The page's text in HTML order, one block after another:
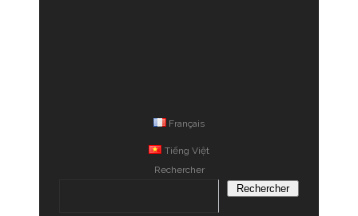
Français
Tiếng Việt
Rechercher
Rechercher